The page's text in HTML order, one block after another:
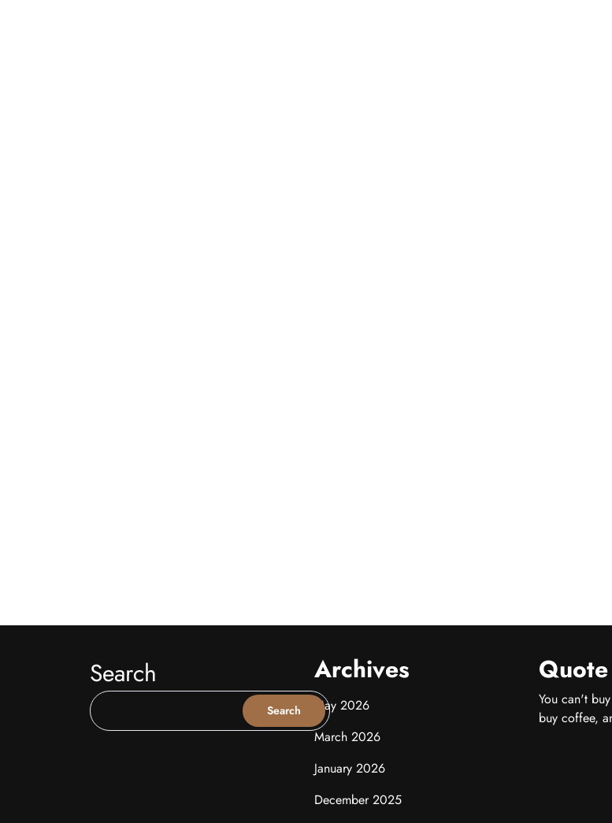
Search
Search
Archives
May 2026
March 2026
January 2026
December 2025
Quote
You can't
buy coffee,